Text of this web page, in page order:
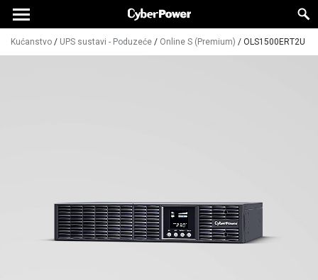
Kućanstvo / UPS sustavi - Poduzeće / Online S (Premium) / OLS1500ERT2U